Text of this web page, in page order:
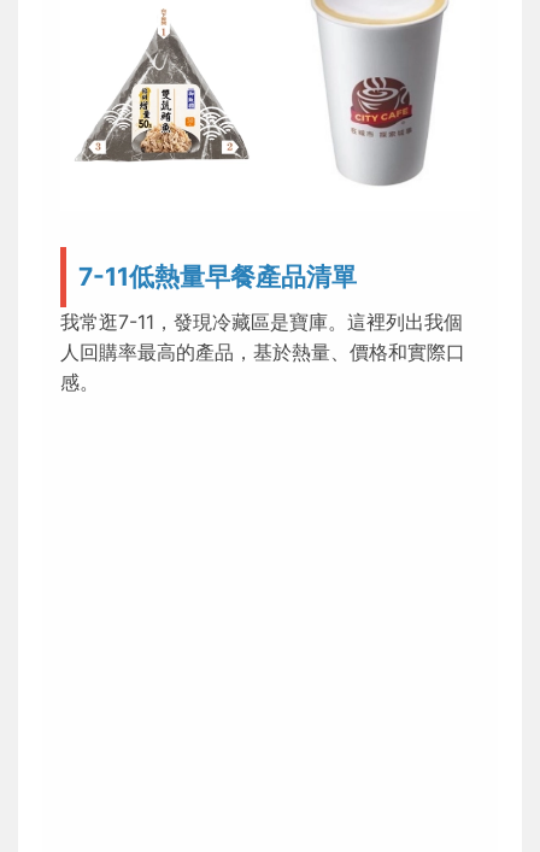
7-11低熱量早餐產品清單
我常逛7-11，發現冷藏區是寶庫。這裡列出我個
人回購率最高的產品，基於熱量、價格和實際口
感。